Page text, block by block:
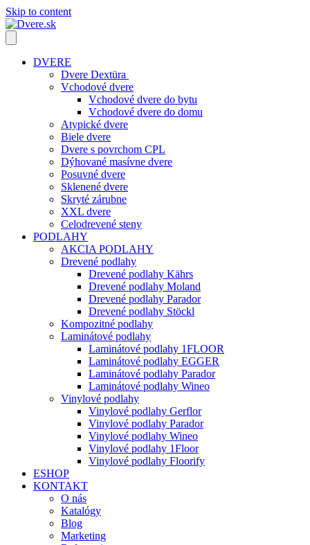
Skip to content
DVERE
Dvere Dextüra
Vchodové dvere
Vchodové dvere do bytu
Vchodové dvere do domu
Atypické dvere
Biele dvere
Dvere s povrchom CPL
Dýhované masívne dvere
Posuvné dvere
Sklenené dvere
Skryté zárubne
XXL dvere
Celodrevené steny
PODLAHY
AKCIA PODLAHY
Drevené podlahy
Drevené podlahy Kährs
Drevené podlahy Moland
Drevené podlahy Parador
Drevené podlahy Stöckl
Kompozitné podlahy
Laminátové podlahy
Laminátové podlahy 1FLOOR
Laminátové podlahy EGGER
Laminátové podlahy Parador
Laminátové podlahy Wineo
Vinylové podlahy
Vinylové podlahy Gerflor
Vinylové podlahy Parador
Vinylové podlahy Wineo
Vinylové podlahy 1Floor
Vinylové podlahy Floorify
ESHOP
KONTAKT
O nás
Katalógy
Blog
Marketing